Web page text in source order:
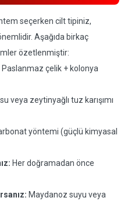
seçerken cilt tipiniz,
Aşağıda birkaç
özetlenmiştir:
Paslanmaz çelik + kolonya
veya zeytinyağlı tuz karışımı
yöntemi (güçlü kimyasal
Her doğramadan önce
Maydanoz suyu veya